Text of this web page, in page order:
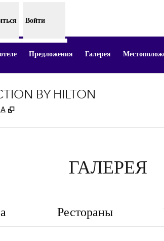
Войти
Предложения Галерея
BY HILTON
,
ГАЛЕРЕЯ
Рестораны